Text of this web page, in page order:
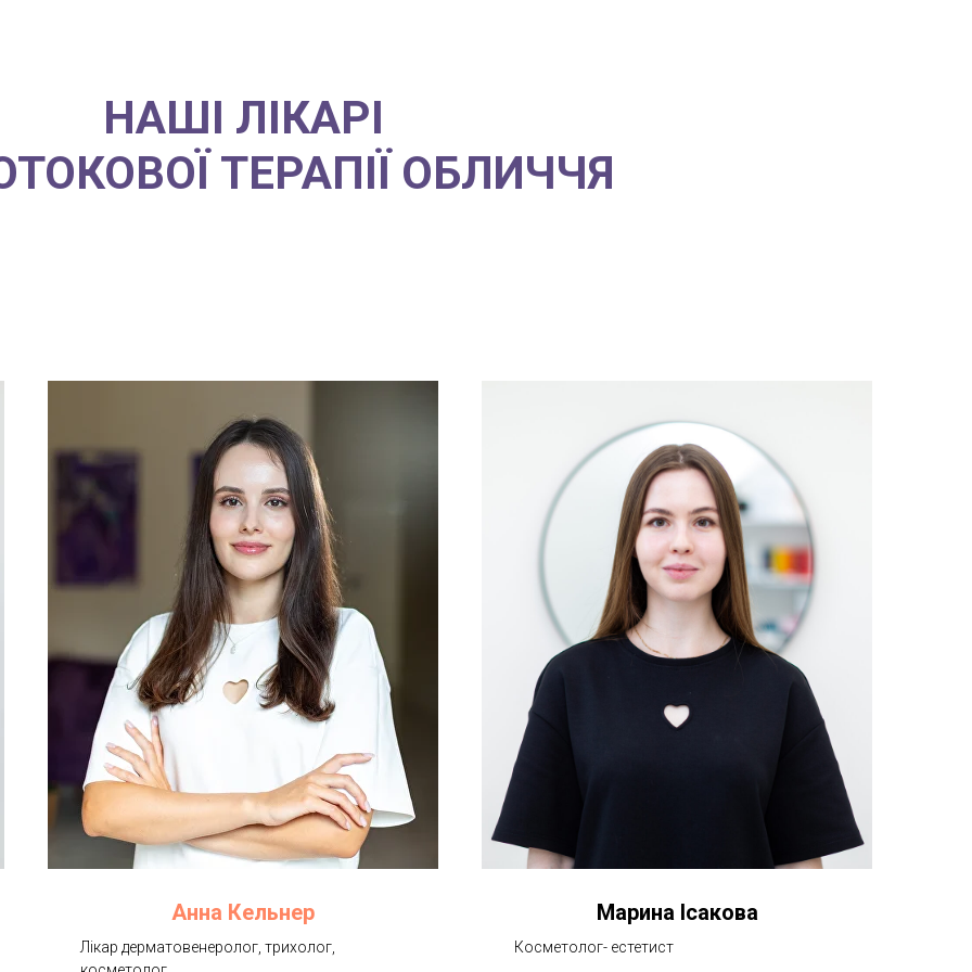
НАШІ ЛІКАРІ
ТЕРАПІЇ ОБЛИЧЧЯ
Анна Кельнер
Лікар дерматовенеролог, трихолог,
Марина Ісакова
Косметолог- естетист